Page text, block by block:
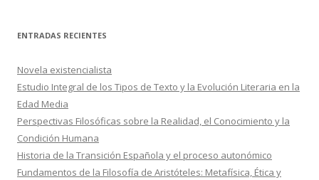
ENTRADAS RECIENTES
Novela existencialista
Estudio Integral de los Tipos de Texto y la Evolución Literaria en la
Edad Media
Perspectivas Filosóficas sobre la Realidad, el Conocimiento y la
Condición Humana
Historia de la Transición Española y el proceso autonómico
Fundamentos de la Filosofía de Aristóteles: Metafísica, Ética y